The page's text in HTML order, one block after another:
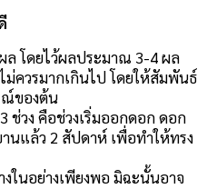
โดยไว้ผลประมาณ 3-4 ผล
ควรมากเกินไป โดยให้สัมพันธ์
ณ์ของต้น
ช่วง คือช่วงเริ่มออกดอก ดอก
นแล้ว 2 สัปดาห์ เพื่อทำให้ทรง
ในอย่างเพียงพอ มิฉะนั้นอาจ